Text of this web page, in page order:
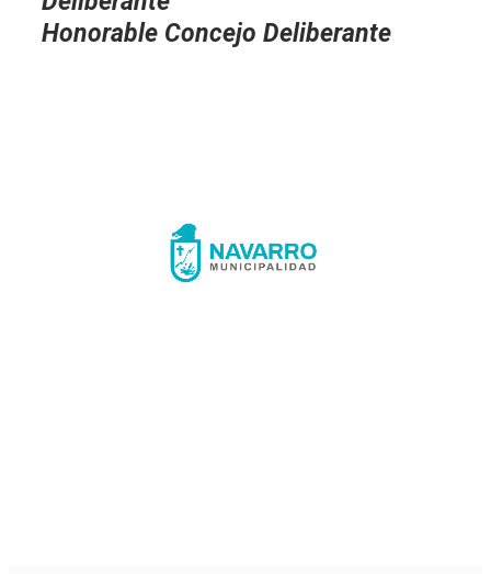
Honorable Concejo Deliberante